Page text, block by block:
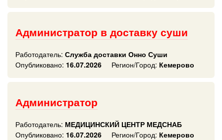
Администратор в доставку суши
Работодатель: Служба доставки Онно Суши
Опубликовано: 16.07.2026 Регион/Город: Кемерово
Администратор
Работодатель: МЕДИЦИНСКИЙ ЦЕНТР МЕДСНАБ
Опубликовано: 16.07.2026 Регион/Город: Кемерово